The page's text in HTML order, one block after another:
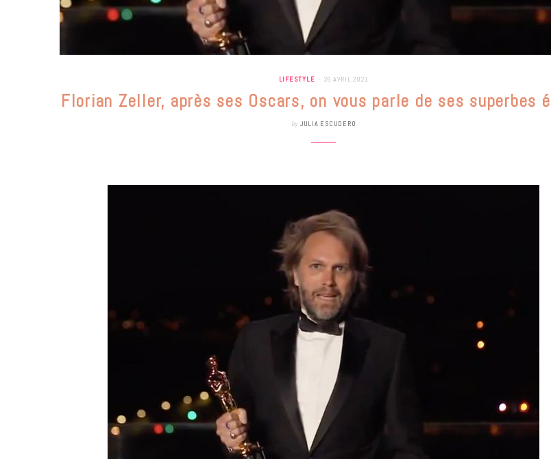
LIFESTYLE 26 AVRIL 2021
Florian Zeller, après ses Oscars, on vous parle de ses superbes
by JULIA ESCUDERO
concerts, expos, kart,
à la Cité des
14 DÉCEMBRE 2022